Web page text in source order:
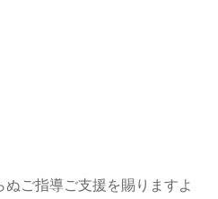
ご指導ご支援を賜りますよ